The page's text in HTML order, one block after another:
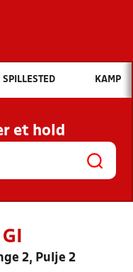
Hvad vil du søge efter?
OG NYHEDER
KLUBBER OG
SPILLESTED KAMP
et hold
2, Pulje 2